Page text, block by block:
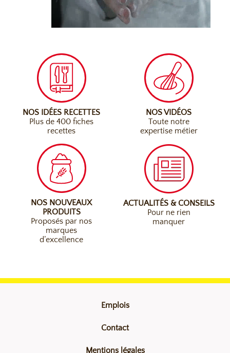
NOS IDÉES RECETTES
Plus de 400 fiches
recettes
NOS VIDÉOS
Toute notre
expertise métier
NOS NOUVEAUX
PRODUITS
Proposés par nos
marques
d’excellence
ACTUALITÉS & CONSEILS
Pour ne rien
manquer
Emplois
Contact
Mentions légales